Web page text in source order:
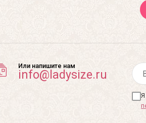
Или напишите нам
info@ladysize.ru
Я